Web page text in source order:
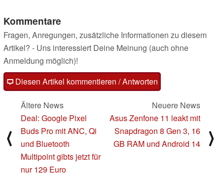
Kommentare
Fragen, Anregungen, zusätzliche Informationen zu diesem
Artikel? - Uns interessiert Deine Meinung (auch ohne
Anmeldung möglich)!
Diesen Artikel kommentieren / Antworten
⟨
Ältere News
Deal: Google Pixel
Buds Pro mit ANC, Qi
und Bluetooth
Multipoint gibts jetzt für
nur 129 Euro
Neuere News
Asus Zenfone 11 leakt mit
Snapdragon 8 Gen 3, 16
GB RAM und Android 14
⟩